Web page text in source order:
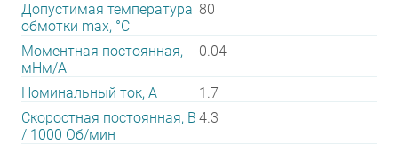
Допустимая температура
обмотки max, °С
80
Моментная постоянная,
мНм/А
0.04
Номинальный ток, А
1.7
Скоростная постоянная, В
/ 1000 Об/мин
4.3